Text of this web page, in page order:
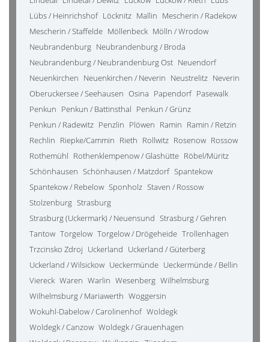
Lübs / Heinrichshof Löcknitz Mallin Mescherin / Radekow
Mescherin / Staffelde Möllenbeck Mölln / Wrodow
Neubrandenburg Neubrandenburg / Broda
Neubrandenburg / Neubrandenburg Ost Neuendorf
Neuenkirchen Neuenkirchen / Neverin Neustrelitz Neverin
Oberuckersee / Seehausen Osina Papendorf Pasewalk
Penkun Penkun / Battinsthal Penkun / Grünz
Penkun / Radewitz Penzlin Plöwen Ramin Ramin / Retzin
Rechlin Riepke/Cammin Rieth Rollwitz Rosenow Rossow
Rothemühl Rothenklempenow / Glashütte Röbel/Müritz
Schönhausen Schönhausen / Matzdorf Spantekow
Spantekow / Rebelow Sponholz Staven / Rossow
Stolzenburg Strasburg
Strasburg (Uckermark) / Neuensund Strasburg / Gehren
Tantow Torgelow Torgelow / Drögeheide Trollenhagen
Trzcinsko Zdroj Uckerland Uckerland / Güterberg
Uckerland / Wilsickow Ueckermünde Ueckermünde / Bellin
Viereck Waren Warlin Wesenberg Wilhelmsburg
Wilhelmsburg / Mariawerth Woggersin
Wokuhl-Dabelow / Carolinenhof Woldegk
Woldegk / Canzow Woldegk / Grauenhagen